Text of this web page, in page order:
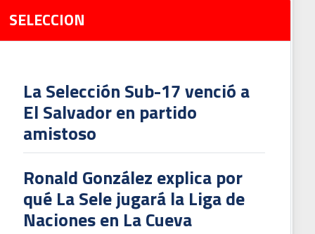
SELECCION
La Selección Sub-17 venció a
El Salvador en partido
amistoso
Ronald González explica por
qué La Sele jugará la Liga de
Naciones en La Cueva